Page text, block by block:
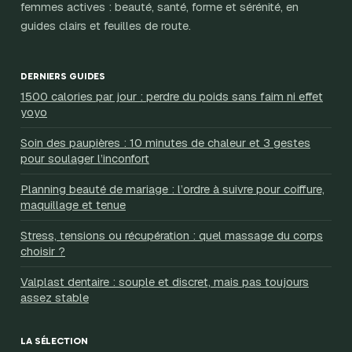
femmes actives : beauté, santé, forme et sérénité, en
guides clairs et feuilles de route.
DERNIERS GUIDES
1500 calories par jour : perdre du poids sans faim ni effet
yoyo
Soin des paupières : 10 minutes de chaleur et 3 gestes
pour soulager l’inconfort
Planning beauté de mariage : l’ordre à suivre pour coiffure,
maquillage et tenue
Stress, tensions ou récupération : quel massage du corps
choisir ?
Valplast dentaire : souple et discret, mais pas toujours
assez stable
LA SÉLECTION